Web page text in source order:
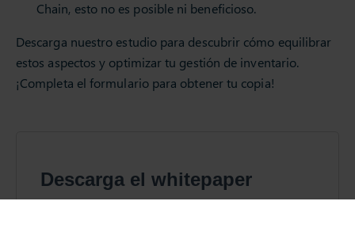
Chain, esto no es posible ni beneficioso.
Descarga nuestro estudio para descubrir cómo equilibrar
estos aspectos y optimizar tu gestión de inventario.
¡Completa el formulario para obtener tu copia!